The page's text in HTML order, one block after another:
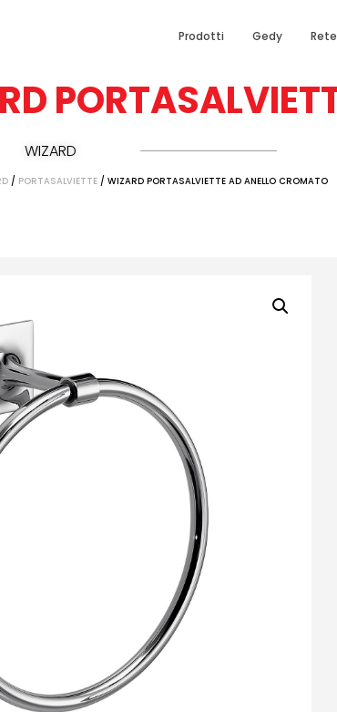
Prodotti Gedy
WIZARD
/ PORTASALVIETTE / WIZARD PORTASALVIETTE AD ANELLO CROMATO